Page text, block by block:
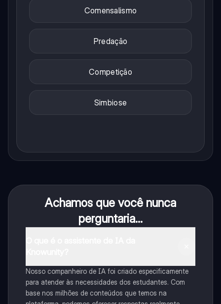
Comensalismo
Predação
Competição
Simbiose
Achamos que você nunca
perguntaria...
Nosso companheiro de IA foi criado especificamente
para atender às necessidades dos estudantes. Com
base nos milhões de conteúdos que temos na